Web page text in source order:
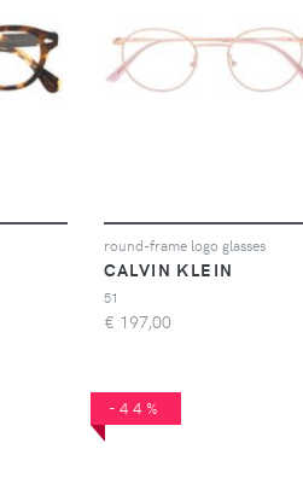
round-frame logo glasses
CALVIN KLEIN
51
€ 197,00
-44%